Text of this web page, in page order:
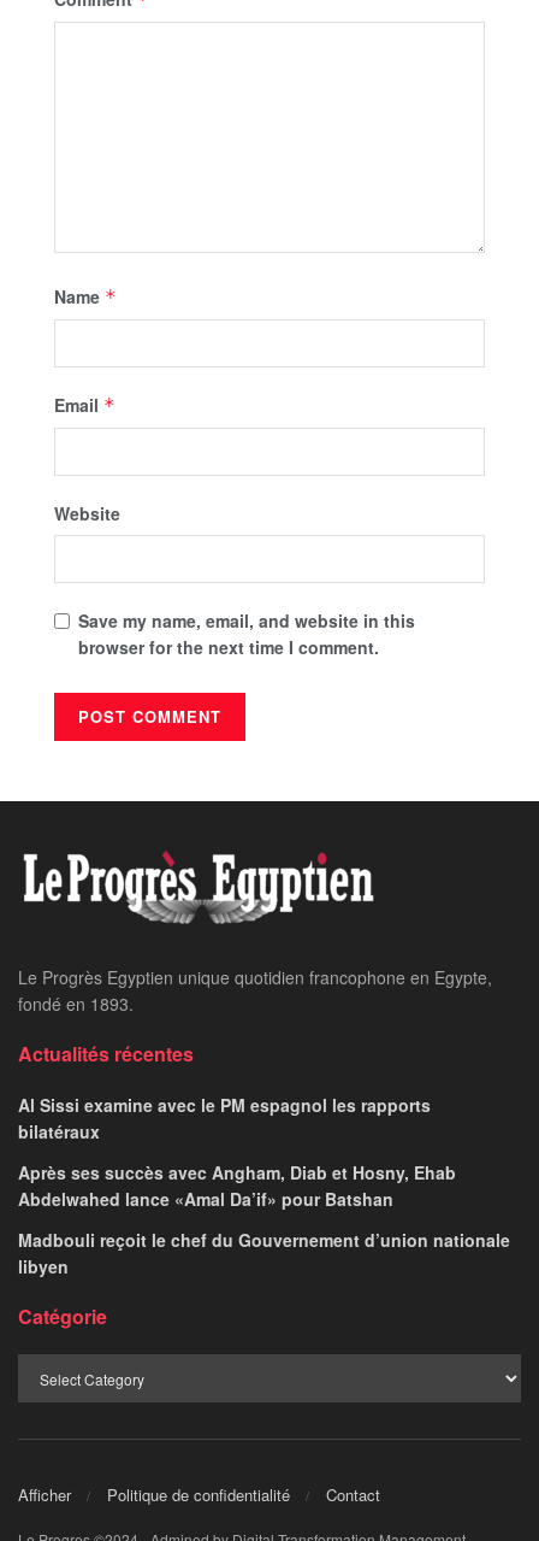
Name *
Email *
Website
Save my name, email, and website in this
browser for the next time I comment.
Le Progrès Egyptien unique quotidien francophone en Egypte,
fondé en 1893.
Actualités récentes
Al Sissi examine avec le PM espagnol les rapports
bilatéraux
Après ses succès avec Angham, Diab et Hosny, Ehab
Abdelwahed lance «Amal Da’if» pour Batshan
Madbouli reçoit le chef du Gouvernement d’union nationale
libyen
Catégorie
Afficher Politique de confidentialité Contact